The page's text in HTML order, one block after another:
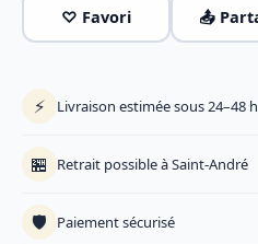
♡ Favori 📤
⚡ Livraison estimée sous 24–48
🏪 Retrait possible à Saint-André
🛡️ Paiement sécurisé